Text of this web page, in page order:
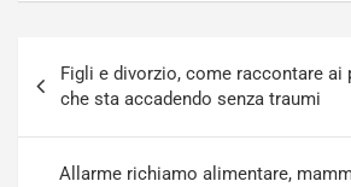
articoli
Figli e divorzio, come raccontare
che sta accadendo senza traumi
Allarme richiamo alimentare,